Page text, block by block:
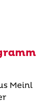
Meinl